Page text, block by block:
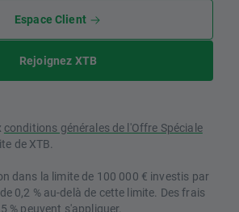
Espace Client
Rejoignez XTB
conditions générales de l'Offre Spéciale
de XTB.
dans la limite de 100 000 € investis par
0,2 % au-delà de cette limite. Des frais
% peuvent s'appliquer.